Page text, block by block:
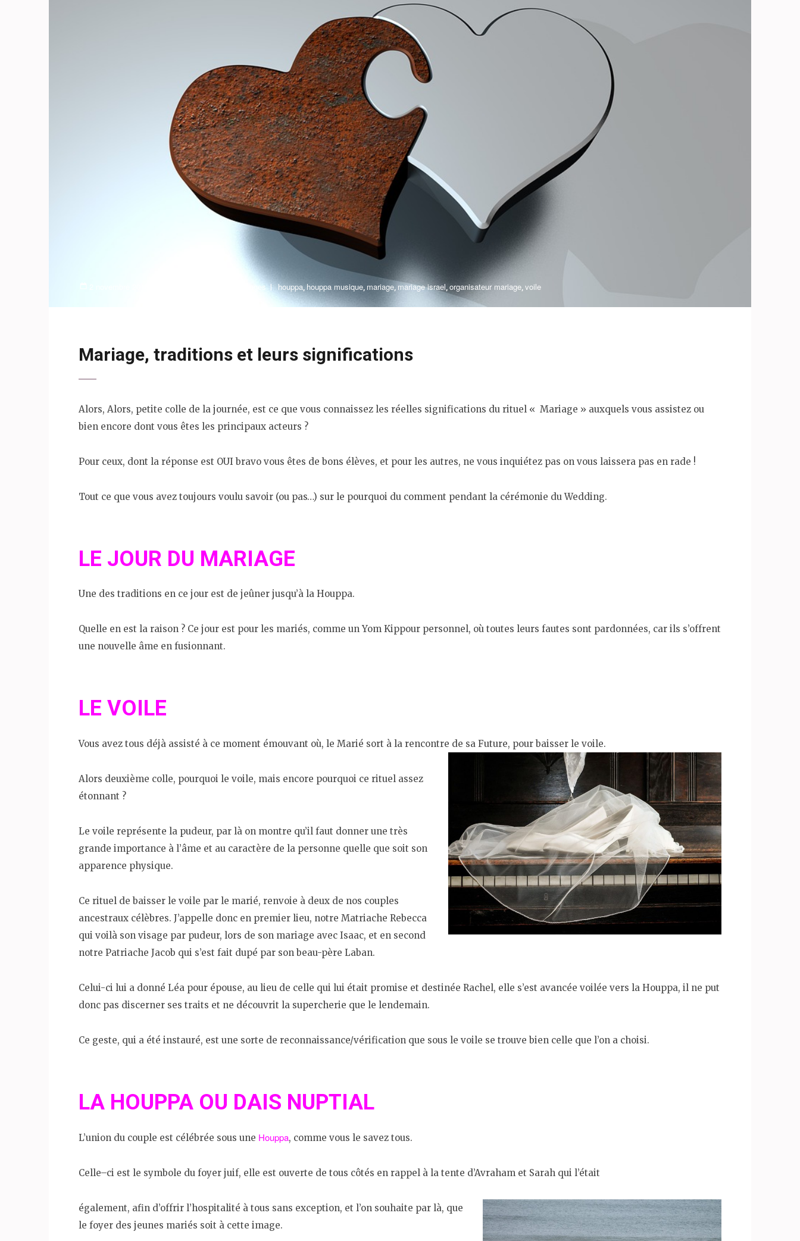
Mariages houppa houppa musique mariage mariage israel organisateur mariage voile
Mariage, traditions et leurs significations
Alors, Alors, petite colle de la journée, est ce que vous connaissez les réelles significations du rituel « Mariage » auxquels vous assistez ou
bien encore dont vous êtes les principaux acteurs ?
Pour ceux, dont la réponse est OUI bravo vous êtes de bons élèves, et pour les autres, ne vous inquiétez pas on vous laissera pas en rade !
Tout ce que vous avez toujours voulu savoir (ou pas…) sur le pourquoi du comment pendant la cérémonie du Wedding.
LE JOUR DU MARIAGE
Une des traditions en ce jour est de jeûner jusqu’à la Houppa.
Quelle en est la raison ? Ce jour est pour les mariés, comme un Yom Kippour personnel, où toutes leurs fautes sont pardonnées, car ils s’offrent
une nouvelle âme en fusionnant.
LE VOILE
Vous avez tous déjà assisté à ce moment émouvant où, le Marié sort à la rencontre de sa Future, pour baisser le voile.
Alors deuxième colle, pourquoi le voile, mais encore pourquoi ce rituel assez
étonnant ?
Le voile représente la pudeur, par là on montre qu’il faut donner une très
grande importance à l’âme et au caractère de la personne quelle que soit son
apparence physique.
Ce rituel de baisser le voile par le marié, renvoie à deux de nos couples
ancestraux célèbres. J’appelle donc en premier lieu, notre Matriache Rebecca
qui voilà son visage par pudeur, lors de son mariage avec Isaac, et en second
notre Patriache Jacob qui s’est fait dupé par son beau-père Laban.
Celui-ci lui a donné Léa pour épouse, au lieu de celle qui lui était promise et destinée Rachel, elle s’est avancée voilée vers la Houppa, il ne put
donc pas discerner ses traits et ne découvrit la supercherie que le lendemain.
Ce geste, qui a été instauré, est une sorte de reconnaissance/vérification que sous le voile se trouve bien celle que l’on a choisi.
LA HOUPPA OU DAIS NUPTIAL
L’union du couple est célébrée sous une Houppa, comme vous le savez tous.
Celle–ci est le symbole du foyer juif, elle est ouverte de tous côtés en rappel à la tente d’Avraham et Sarah qui l’était
également, afin d’offrir l’hospitalité à tous sans exception, et l’on souhaite par là, que
le foyer des jeunes mariés soit à cette image.